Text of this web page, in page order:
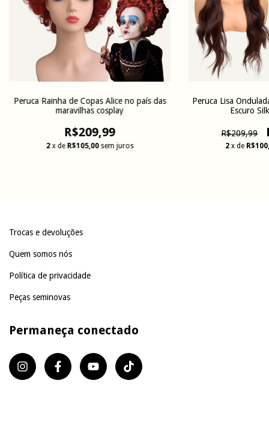
Peruca Rainha de Copas Alice no país das
maravilhas cosplay
R$209,99
2 x de R$105,00 sem juros
Peruca Lisa
Escuro
R$209,99
2 x de
Trocas e devoluções
Quem somos nós
Política de privacidade
Peças seminovas
Permaneça conectado